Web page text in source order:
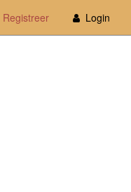
Registreer Login